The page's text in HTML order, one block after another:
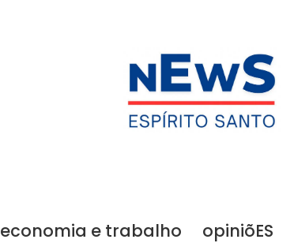
economia e trabalho opiniõES